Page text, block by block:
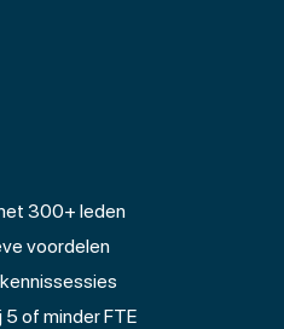
300+ leden
voordelen
5 of minder FTE